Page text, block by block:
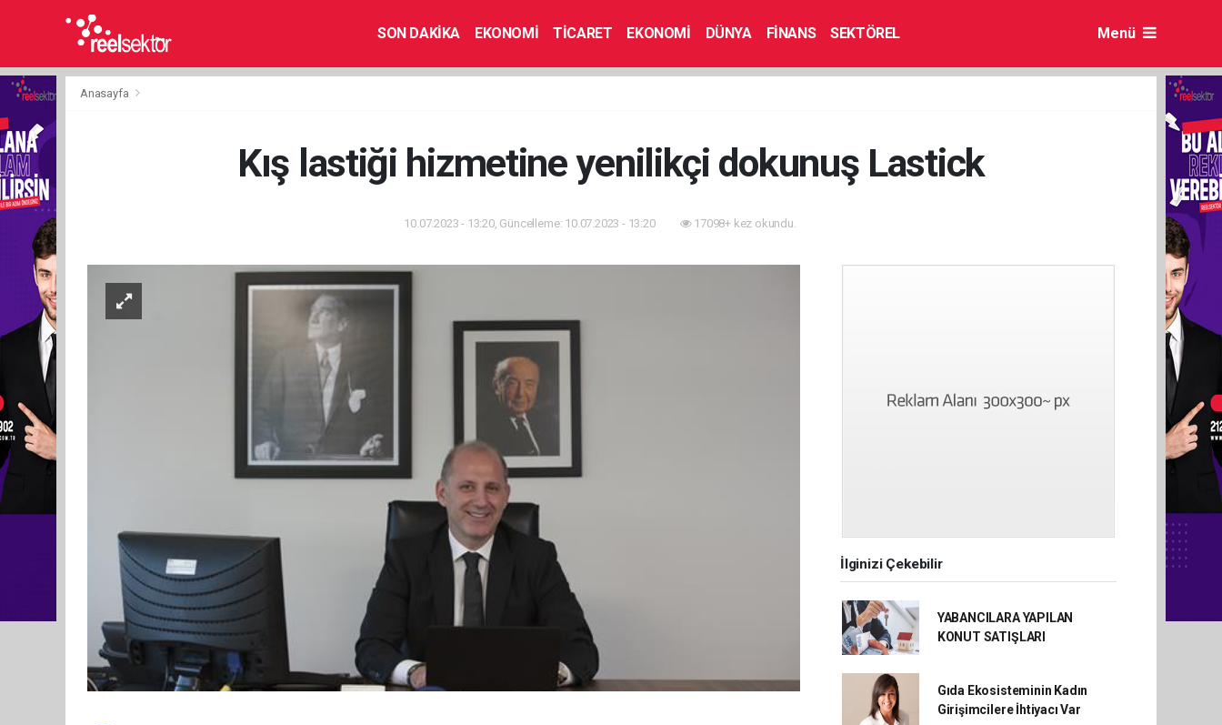
SON DAKİKA EKONOMİ TİCARET EKONOMİ DÜNYA FİNANS SEKTÖREL Menü
Anasayfa
Kış lastiği hizmetine yenilikçi dokunuş Lastick
10.07.2023 - 13:20, Güncelleme: 10.07.2023 - 13:20 17098+ kez okundu.
İlginizi Çekebilir
YABANCILARA YAPILAN
KONUT SATIŞLARI
Gıda Ekosisteminin Kadın
Girişimcilere İhtiyacı Var